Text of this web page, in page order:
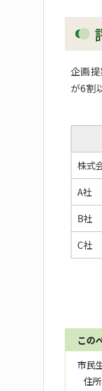
企画
が6割
株式
A社
B社
C社
この
市民
住所